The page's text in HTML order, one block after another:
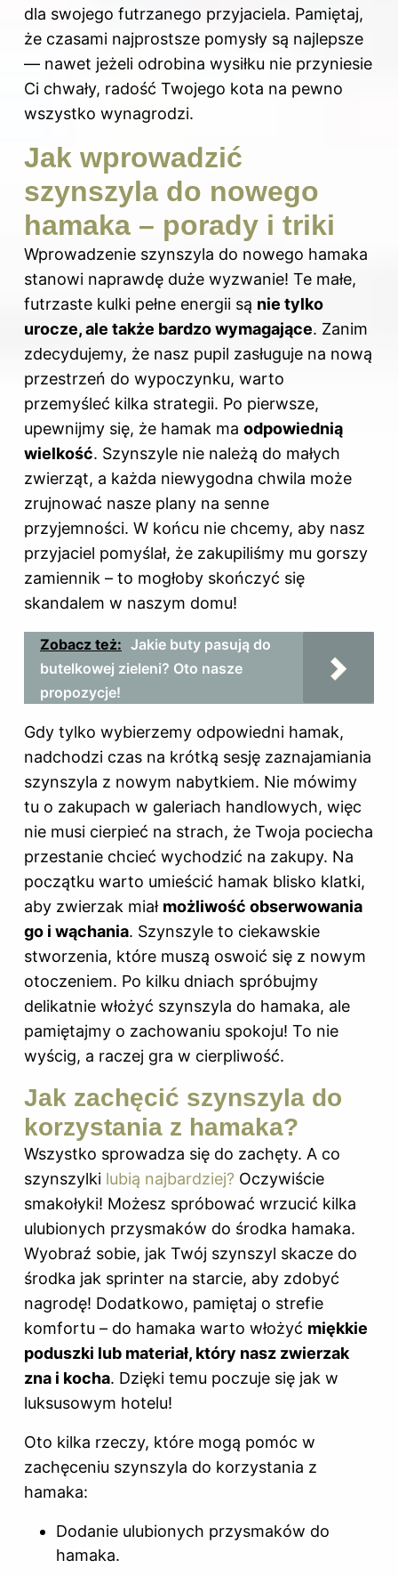
dla swojego futrzanego przyjaciela. Pamiętaj,
że czasami najprostsze pomysły są najlepsze
— nawet jeżeli odrobina wysiłku nie przyniesie
Ci chwały, radość Twojego kota na pewno
wszystko wynagrodzi.
Jak wprowadzić
szynszyla do nowego
hamaka – porady i triki
Wprowadzenie szynszyla do nowego hamaka
stanowi naprawdę duże wyzwanie! Te małe,
futrzaste kulki pełne energii są nie tylko
urocze, ale także bardzo wymagające. Zanim
zdecydujemy, że nasz pupil zasługuje na nową
przestrzeń do wypoczynku, warto
przemyśleć kilka strategii. Po pierwsze,
upewnijmy się, że hamak ma odpowiednią
wielkość. Szynszyle nie należą do małych
zwierząt, a każda niewygodna chwila może
zrujnować nasze plany na senne
przyjemności. W końcu nie chcemy, aby nasz
przyjaciel pomyślał, że zakupiliśmy mu gorszy
zamiennik – to mogłoby skończyć się
skandalem w naszym domu!
Zobacz też: Jakie buty pasują do
butelkowej zieleni? Oto nasze
propozycje!
Gdy tylko wybierzemy odpowiedni hamak,
nadchodzi czas na krótką sesję zaznajamiania
szynszyla z nowym nabytkiem. Nie mówimy
tu o zakupach w galeriach handlowych, więc
nie musi cierpieć na strach, że Twoja pociecha
przestanie chcieć wychodzić na zakupy. Na
początku warto umieścić hamak blisko klatki,
aby zwierzak miał możliwość obserwowania
go i wąchania. Szynszyle to ciekawskie
stworzenia, które muszą oswoić się z nowym
otoczeniem. Po kilku dniach spróbujmy
delikatnie włożyć szynszyla do hamaka, ale
pamiętajmy o zachowaniu spokoju! To nie
wyścig, a raczej gra w cierpliwość.
Jak zachęcić szynszyla do
korzystania z hamaka?
Wszystko sprowadza się do zachęty. A co
szynszylki lubią najbardziej? Oczywiście
smakołyki! Możesz spróbować wrzucić kilka
ulubionych przysmaków do środka hamaka.
Wyobraź sobie, jak Twój szynszyl skacze do
środka jak sprinter na starcie, aby zdobyć
nagrodę! Dodatkowo, pamiętaj o strefie
komfortu – do hamaka warto włożyć miękkie
poduszki lub materiał, który nasz zwierzak
zna i kocha. Dzięki temu poczuje się jak w
luksusowym hotelu!
Oto kilka rzeczy, które mogą pomóc w
zachęceniu szynszyla do korzystania z
hamaka:
Dodanie ulubionych przysmaków do
hamaka.